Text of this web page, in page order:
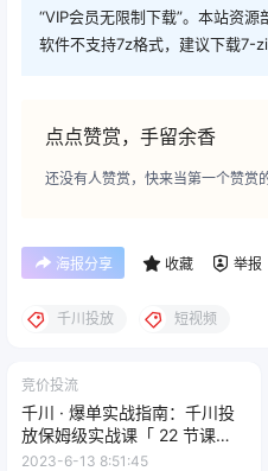
“VIP会员无限制下载”。本站资
软件不支持7z格式，建议下载7-
点点赞赏，手留余香
还没有人赞赏，快来当第一个赞赏
海报分享 收藏 举报
千川投放 短视频
竞价投流
千川 · 爆单实战指南：千川投
放保姆级实战课「 22 节课
时」
2023-6-13 8:51:45